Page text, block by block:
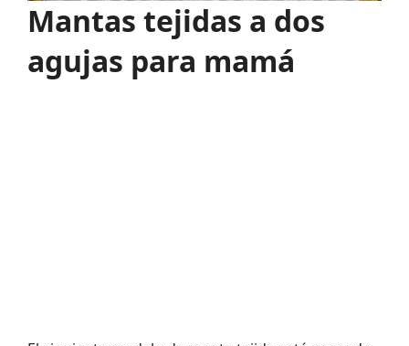
Mantas tejidas a dos
agujas para mamá